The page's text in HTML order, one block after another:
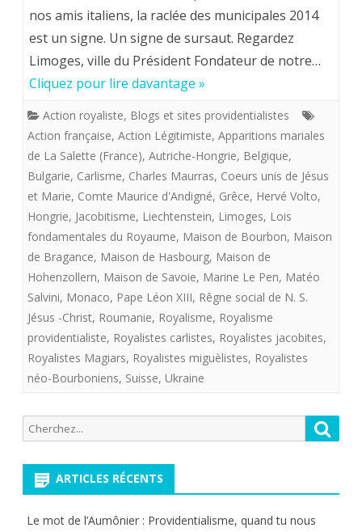
VOIE
UNE
FRANçAISE,
ET
nos amis italiens, la raclée des municipales 2014
est un signe. Un signe de sursaut. Regardez
Limoges, ville du Président Fondateur de notre…
Cliquez pour lire davantage »
Action royaliste, Blogs et sites providentialistes
Action française, Action Légitimiste, Apparitions mariales
de La Salette (France), Autriche-Hongrie, Belgique,
Bulgarie, Carlisme, Charles Maurras, Coeurs unis de Jésus
et Marie, Comte Maurice d'Andigné, Grêce, Hervé Volto,
Hongrie, Jacobitisme, Liechtenstein, Limoges, Lois
fondamentales du Royaume, Maison de Bourbon, Maison
de Bragance, Maison de Hasbourg, Maison de
Hohenzollern, Maison de Savoie, Marine Le Pen, Matéo
Salvini, Monaco, Pape Léon XIII, Rêgne social de N. S.
Jésus -Christ, Roumanie, Royalisme, Royalisme
providentialiste, Royalistes carlistes, Royalistes jacobites,
Royalistes Magiars, Royalistes miguèlistes, Royalistes
néo-Bourboniens, Suisse, Ukraine
Recherche
pour:
ARTICLES RÉCENTS
Le mot de l’Aumônier : Providentialisme, quand tu nous